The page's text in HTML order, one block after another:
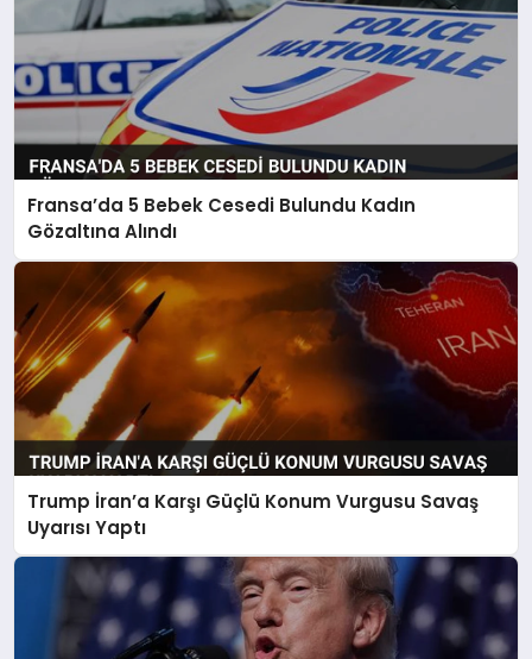
Fransa’da 5 Bebek Cesedi Bulundu Kadın
Gözaltına Alındı
Trump İran’a Karşı Güçlü Konum Vurgusu Savaş
Uyarısı Yaptı